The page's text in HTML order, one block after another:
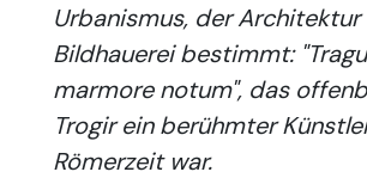
Urbanismus, der
Bildhauerei bestimmt:
marmore notum", das
Trogir ein berühmter
Römerzeit war.